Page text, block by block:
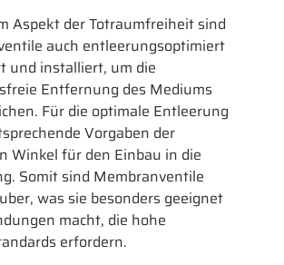
Aspekt der Totraumfreiheit sind
auch entleerungsoptimiert
und installiert, um die
Entfernung des Mediums
Für die optimale Entleerung
Vorgaben der
Winkel für den Einbau in die
Somit sind Membranventile
was sie besonders geeignet
macht, die hohe
erfordern.